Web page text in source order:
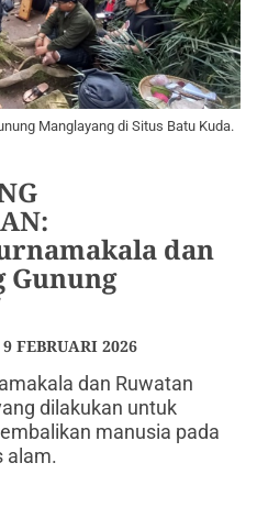
Manglayang di Situs Batu Kuda.
dan
Gunung
9 FEBRUARI 2026
dan Ruwatan
dilakukan untuk
manusia pada
alam.